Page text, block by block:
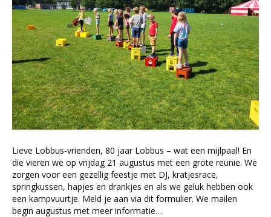
Lieve Lobbus-vrienden, 80 jaar Lobbus – wat een mijlpaal! En
die vieren we op vrijdag 21 augustus met een grote reünie. We
zorgen voor een gezellig feestje met DJ, kratjesrace,
springkussen, hapjes en drankjes en als we geluk hebben ook
een kampvuurtje. Meld je aan via dit formulier. We mailen
begin augustus met meer informatie…